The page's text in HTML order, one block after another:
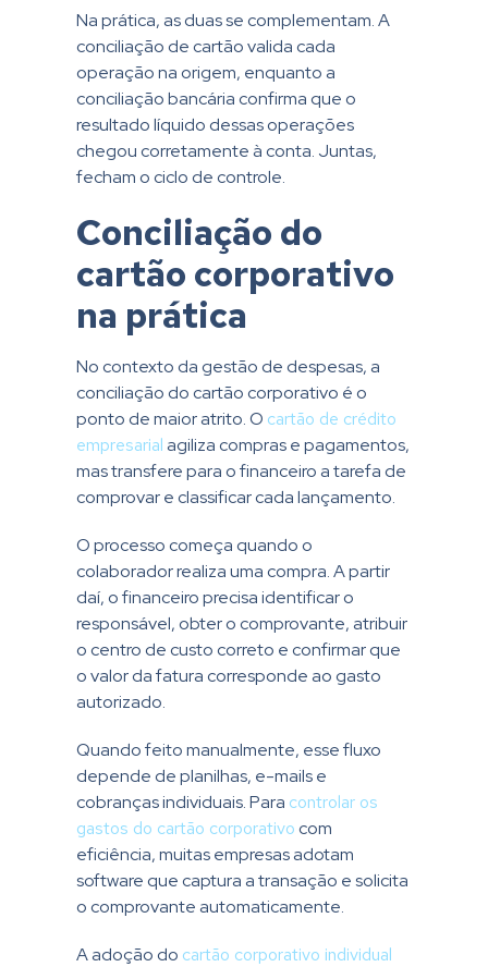
Na prática, as duas se complementam. A
conciliação de cartão valida cada
operação na origem, enquanto a
conciliação bancária confirma que o
resultado líquido dessas operações
chegou corretamente à conta. Juntas,
fecham o ciclo de controle.
Conciliação do
cartão corporativo
na prática
No contexto da gestão de despesas, a
conciliação do cartão corporativo é o
ponto de maior atrito. O cartão de crédito
empresarialagiliza compras e pagamentos,
mas transfere para o financeiro a tarefa de
comprovar e classificar cada lançamento.
O processo começa quando o
colaborador realiza uma compra. A partir
daí, o financeiro precisa identificar o
responsável, obter o comprovante, atribuir
o centro de custo correto e confirmar que
o valor da fatura corresponde ao gasto
autorizado.
Quando feito manualmente, esse fluxo
depende de planilhas, e-mails e
cobranças individuais. Para controlar os
gastos do cartão corporativo com
eficiência, muitas empresas adotam
software que captura a transação e solicita
o comprovante automaticamente.
A adoção do cartão corporativo individual